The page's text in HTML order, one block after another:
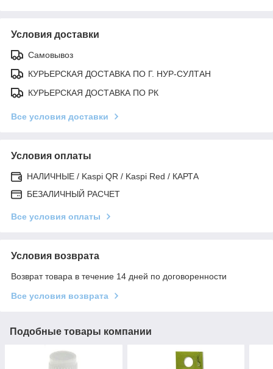
Условия доставки
Самовывоз
КУРЬЕРСКАЯ ДОСТАВКА ПО Г. НУР-СУЛТАН
КУРЬЕРСКАЯ ДОСТАВКА ПО РК
Все условия доставки
Условия оплаты
НАЛИЧНЫЕ / Kaspi QR / Kaspi Red / КАРТА
БЕЗАЛИЧНЫЙ РАСЧЕТ
Все условия оплаты
Условия возврата
Возврат товара в течение 14 дней по договоренности
Все условия возврата
Подобные товары компании